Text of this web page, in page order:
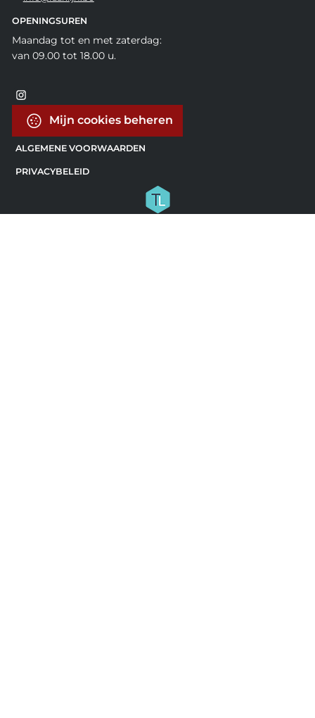
OPENINGSUREN
Maandag tot en met zaterdag:
van 09.00 tot 18.00 u.
Mijn cookies beheren
ALGEMENE VOORWAARDEN
PRIVACYBELEID